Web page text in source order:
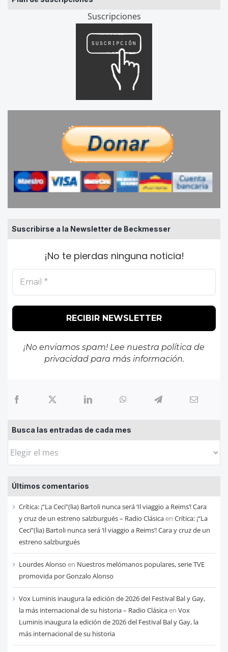
Suscripciones
Suscribirse a la Newsletter de Beckmesser
¡No te pierdas ninguna noticia!
¡No enviamos spam! Lee nuestra política de
privacidadpara más información.
Busca las entradas de cada mes
Busca
entradas
de
cada
mes
Últimos comentarios
Crítica: ¡“La Ceci”(lia) Bartoli nunca será ‘Il viaggio a Reims’! Cara
y cruz de un estreno salzburgués – Radio Clásicaen Crítica: ¡“La
Ceci”(lia) Bartoli nunca será ‘Il viaggio a Reims’! Cara y cruz de un
estreno salzburgués
Lourdes Alonso en Nuestros melómanos populares, serie TVE
promovida por Gonzalo Alonso
Vox Luminis inaugura la edición de 2026 del Festival Bal y Gay,
la más internacional de su historia – Radio Clásicaen Vox
Luminis inaugura la edición de 2026 del Festival Bal y Gay, la
más internacional de su historia